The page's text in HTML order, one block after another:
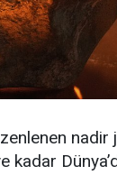
nadir
kadar